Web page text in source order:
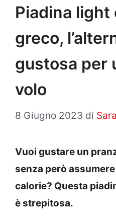
Piadina
greco,
gustosa per
volo
8 Giugno 2023 di
Vuoi gustare un
senza però
calorie? Questa
è strepitosa.